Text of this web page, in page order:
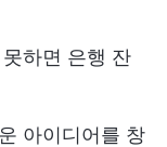
하면 은행 잔
아이디어를 창